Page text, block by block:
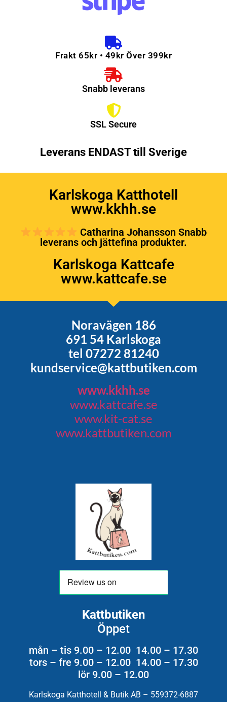
Frakt 65kr • 49kr Över 399kr
Snabb leverans
SSL Secure
Leverans ENDAST till Sverige
Karlskoga Katthotell
www.kkhh.se
Catharina Johansson Snabb
leverans och jättefina produkter.
Karlskoga Kattcafe
www.kattcafe.se
Noravägen 186
691 54 Karlskoga
tel 07272 81240
kundservice@kattbutiken.com
www.kkhh.se
www.kattcafe.se
www.kit-cat.se
www.kattbutiken.com
Kattbutiken
Öppet
mån – tis 9.00 – 12.00 14.00 – 17.30
tors – fre 9.00 – 12.00 14.00 – 17.30
lör 9.00 – 12.00
Karlskoga Katthotell & Butik AB – 559372-6887